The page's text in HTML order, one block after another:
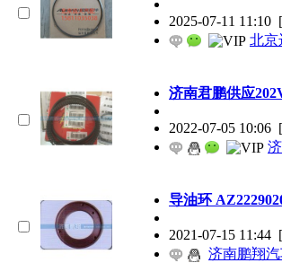
2025-07-11 11:10
北京
济南君鹏供应
2022-07-05 10:06
导油环
2021-07-15 11:44
济南鹏翔